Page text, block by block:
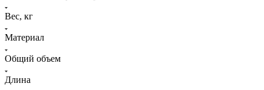
Вес, кг
Материал
Общий объем
Длина